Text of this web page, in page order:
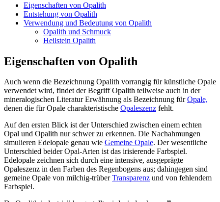
Eigenschaften von Opalith
Entstehung von Opalith
Verwendung und Bedeutung von Opalith
Opalith und Schmuck
Heilstein Opalith
Eigenschaften von Opalith
Auch wenn die Bezeichnung Opalith vorrangig für künstliche Opale
verwendet wird, findet der Begriff Opalith teilweise auch in der
mineralogischen Literatur Erwähnung als Bezeichnung fürOpale,
denen die für Opale charakteristische Opaleszenz fehlt.
Auf den ersten Blick ist der Unterschied zwischen einem echten
Opal und Opalith nur schwer zu erkennen. Die Nachahmungen
simulieren Edelopale genau wie Gemeine Opale. Der wesentliche
Unterschied beider Opal-Arten ist das irisierende Farbspiel.
Edelopale zeichnen sich durch eine intensive, ausgeprägte
Opaleszenz in den Farben des Regenbogens aus; dahingegen sind
gemeine Opale von milchig-trüberTransparenz und von fehlendem
Farbspiel.